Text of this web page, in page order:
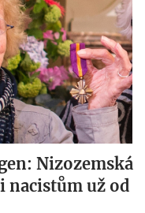
Nizozemská
nacistům už od